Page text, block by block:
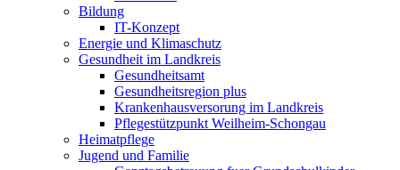
Bildung
IT-Konzept
Energie und Klimaschutz
Gesundheit im Landkreis
Gesundheitsamt
Gesundheitsregion plus
Krankenhausversorung im Landkreis
Pflegestützpunkt Weilheim-Schongau
Heimatpflege
Jugend und Familie